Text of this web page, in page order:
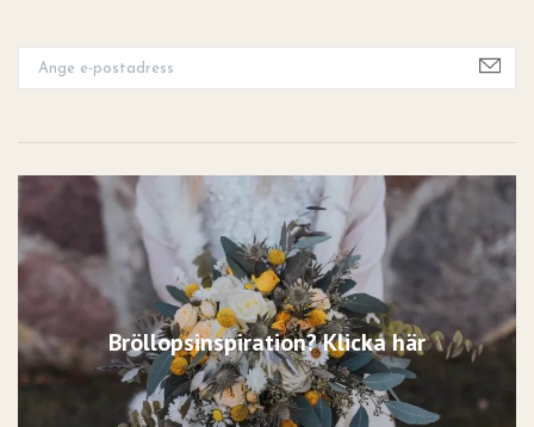
Bröllopsinspiration? Klicka här